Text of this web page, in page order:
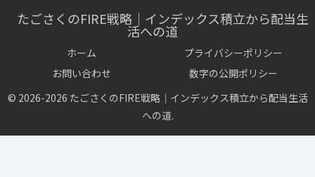
たごさくのFIRE戦略｜インデックス積立から配当生
活への道
ホーム
プライバシーポリシー
お問い合わせ
数字の公開ポリシー
© 2026-2026 たごさくのFIRE戦略｜インデックス積立から配当生活
への道.